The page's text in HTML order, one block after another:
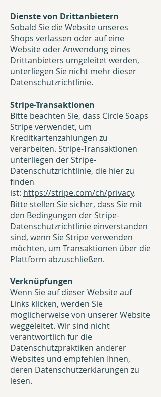
Dienste von Drittanbietern
Sobald Sie die Website unseres
Shops verlassen oder auf eine
Website oder Anwendung eines
Drittanbieters umgeleitet werden,
unterliegen Sie nicht mehr dieser
Datenschutzrichtlinie.
Stripe-Transaktionen
Bitte beachten Sie, dass Circle Soaps
Stripe verwendet, um
Kreditkartenzahlungen zu
verarbeiten. Stripe-Transaktionen
unterliegen der Stripe-
Datenschutzrichtlinie, die hier zu
finden
ist: https://stripe.com/ch/privacy.
Bitte stellen Sie sicher, dass Sie mit
den Bedingungen der Stripe-
Datenschutzrichtlinie einverstanden
sind, wenn Sie Stripe verwenden
möchten, um Transaktionen über die
Plattform abzuschließen.
Verknüpfungen
Wenn Sie auf dieser Website auf
Links klicken, werden Sie
möglicherweise von unserer Website
weggeleitet. Wir sind nicht
verantwortlich für die
Datenschutzpraktiken anderer
Websites und empfehlen Ihnen,
deren Datenschutzerklärungen zu
lesen.